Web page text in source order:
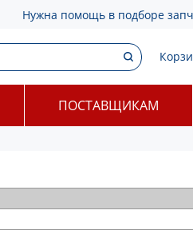
Нужна помощь в подборе
ПОСТАВЩИКАМ